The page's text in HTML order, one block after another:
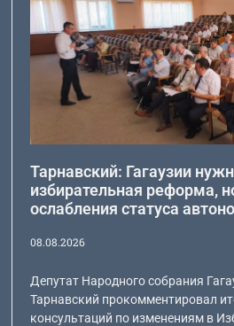
Тарнавский: Гагаузии
избирательная реформа,
ослабления статуса
08.08.2026
Депутат Народного собрания
Тарнавский прокомментировал
консультаций по изменениям в